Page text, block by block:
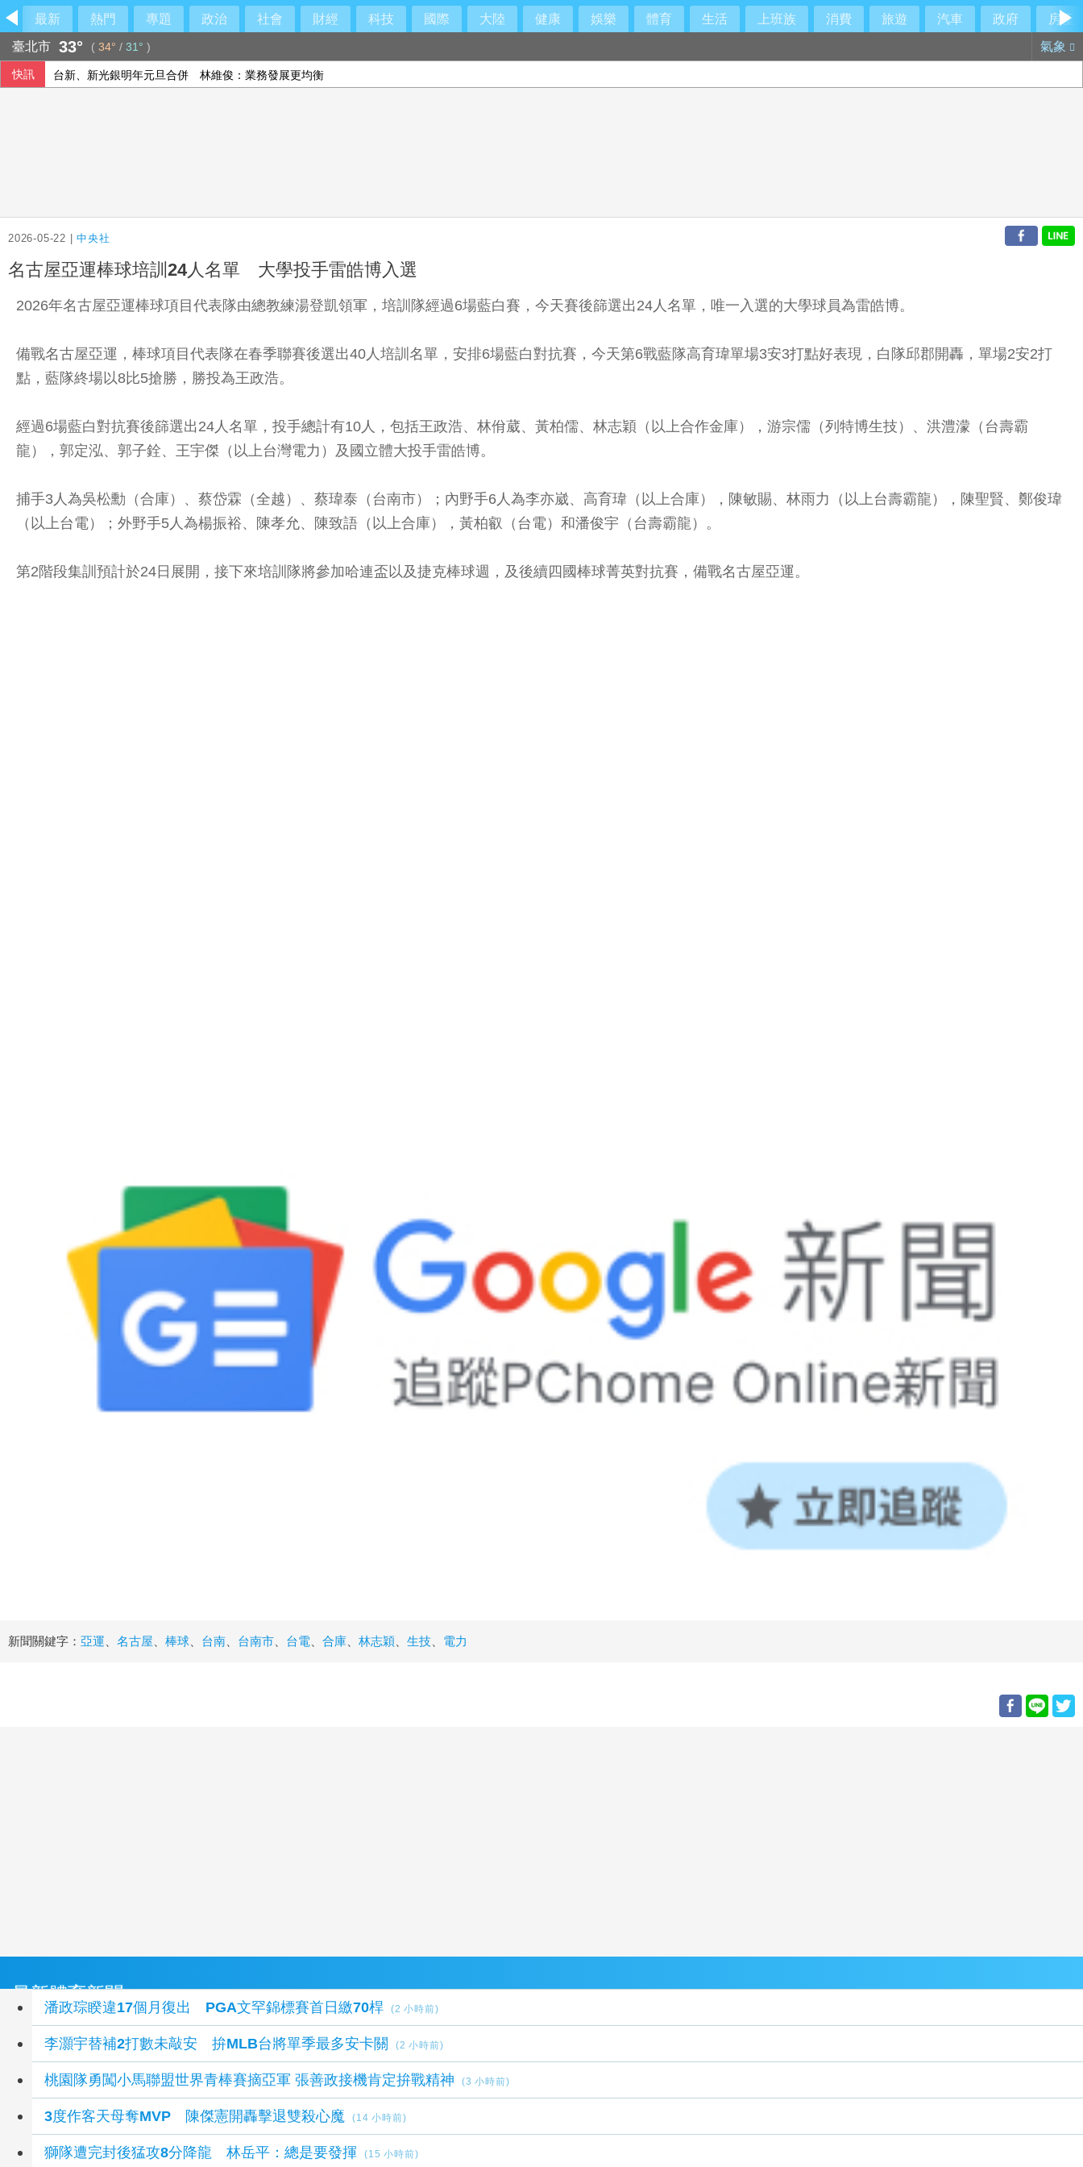
最新 熱門 專題 政治 社會 財經 科技 國際 大陸 健康 娛樂 體育 生活 上班族 消費 旅遊 汽車 政府
房產
臺北市 33° ( 34° / 31° ) 氣象
快訊 台新、新光銀明年元旦合併 林維俊：業務發展更均衡
2026-05-22 |中央社
名古屋亞運棒球培訓24人名單 大學投手雷皓博入選
2026年名古屋亞運棒球項目代表隊由總教練湯登凱領軍，培訓隊經過6場藍白賽，今天賽後篩選出24人名單，唯一入選的大學球員為雷皓博。
備戰名古屋亞運，棒球項目代表隊在春季聯賽後選出40人培訓名單，安排6場藍白對抗賽，今天第6戰藍隊高育瑋單場3安3打點好表現，白隊邱郡開轟，單場2安2打
點，藍隊終場以8比5搶勝，勝投為王政浩。
經過6場藍白對抗賽後篩選出24人名單，投手總計有10人，包括王政浩、林佾葳、黃柏儒、林志穎（以上合作金庫），游宗儒（列特博生技）、洪澧濛（台壽霸
龍），郭定泓、郭子銓、王宇傑（以上台灣電力）及國立體大投手雷皓博。
捕手3人為吳松勳（合庫）、蔡岱霖（全越）、蔡瑋泰（台南市）；內野手6人為李亦崴、高育瑋（以上合庫），陳敏賜、林雨力（以上台壽霸龍），陳聖賢、鄭俊瑋
（以上台電）；外野手5人為楊振裕、陳孝允、陳致語（以上合庫），黃柏叡（台電）和潘俊宇（台壽霸龍）。
第2階段集訓預計於24日展開，接下來培訓隊將參加哈連盃以及捷克棒球週，及後續四國棒球菁英對抗賽，備戰名古屋亞運。
新聞關鍵字： 亞運、 名古屋、 棒球、 台南、 台南市、 台電、 合庫、 林志穎、 生技、 電力
最新體育新聞
潘政琮睽違17個月復出 PGA文罕錦標賽首日繳70桿 (2 小時前)
李灝宇替補2打數未敲安 拚MLB台將單季最多安卡關 (2 小時前)
桃園隊勇闖小馬聯盟世界青棒賽摘亞軍 張善政接機肯定拚戰精神 (3 小時前)
3度作客天母奪MVP 陳傑憲開轟擊退雙殺心魔 (14 小時前)
獅隊遭完封後猛攻8分降龍 林岳平：總是要發揮 (15 小時前)